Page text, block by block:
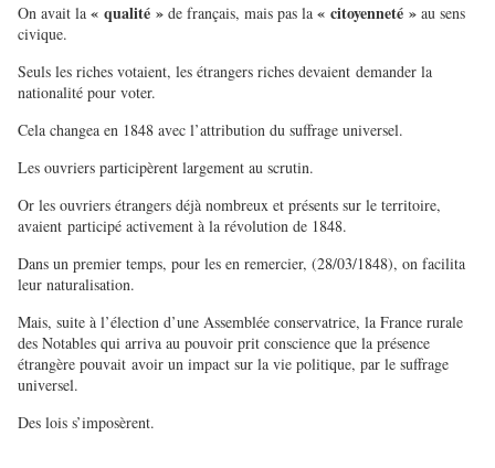
On avait la « qualité » de français, mais pas la « citoyenneté » au sens
civique.
Seuls les riches votaient, les étrangers riches devaient demander la
nationalité pour voter.
Cela changea en 1848 avec l’attribution du suffrage universel.
Les ouvriers participèrent largement au scrutin.
Or les ouvriers étrangers déjà nombreux et présents sur le territoire,
avaient participé activement à la révolution de 1848.
Dans un premier temps, pour les en remercier, (28/03/1848), on facilita
leur naturalisation.
Mais, suite à l’élection d’une Assemblée conservatrice, la France rurale
des Notables qui arriva au pouvoir prit conscience que la présence
étrangère pouvait avoir un impact sur la vie politique, par le suffrage
universel.
Des lois s’imposèrent.